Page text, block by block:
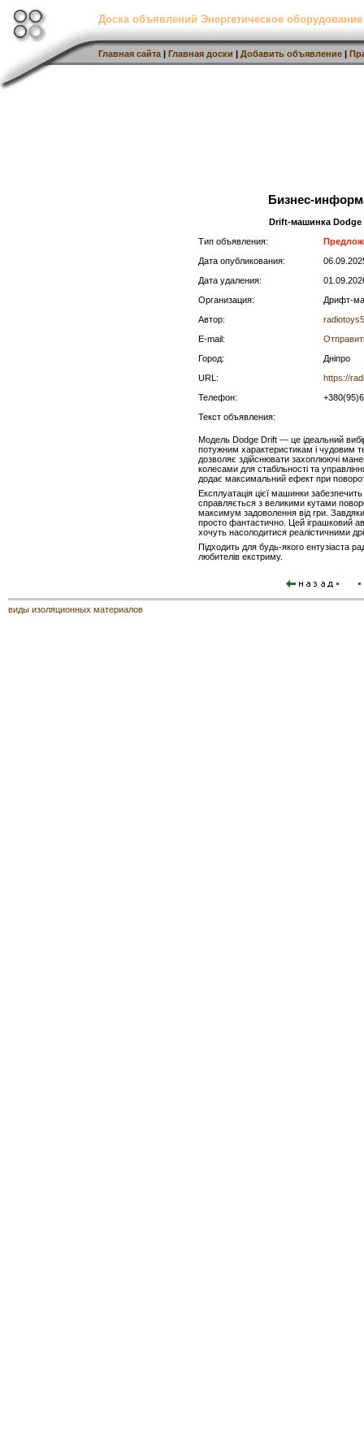
Доска объявлений Энергетическое
Главная сайта | Главная доски | Добавить объявление |
Бизнес-
Drift-машинка Dodge
Тип объявления:
Дата опубликования:
Дата удаления:
Организация:
Дрифт-
Автор:
radiotoys5
E-mail:
Город:
Дніпро
URL:
https://
Телефон:
Текст объявления:
Модель Dodge Drift — це ідеальний
потужним характеристикам і чудовим
дозволяє здійснювати захоплюючі
колесами для стабільності та
додає максимальний ефект при
Експлуатація цієї машинки
справляється з великими кутами
максимум задоволення від гри.
просто фантастично. Цей іграшковий
хочуть насолодитися реалістичними
Підходить для будь-якого ентузіаста
любителів екстриму.
виды изоляционных материалов